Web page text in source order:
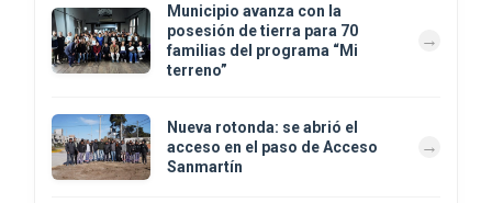
Municipio avanza con la
posesión de tierra para 70
familias del programa “Mi
terreno”
Nueva rotonda: se abrió el
acceso en el paso de Acceso
Sanmartín